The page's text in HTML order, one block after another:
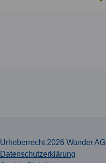
Urheberrecht 2026 Wander AG
Datenschutzerklärung